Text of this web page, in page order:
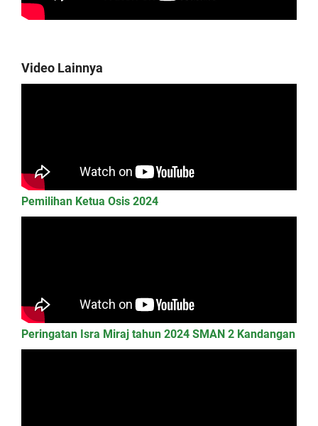
Video Lainnya
Pemilihan Ketua Osis 2024
Peringatan Isra Miraj tahun 2024 SMAN 2 Kandangan